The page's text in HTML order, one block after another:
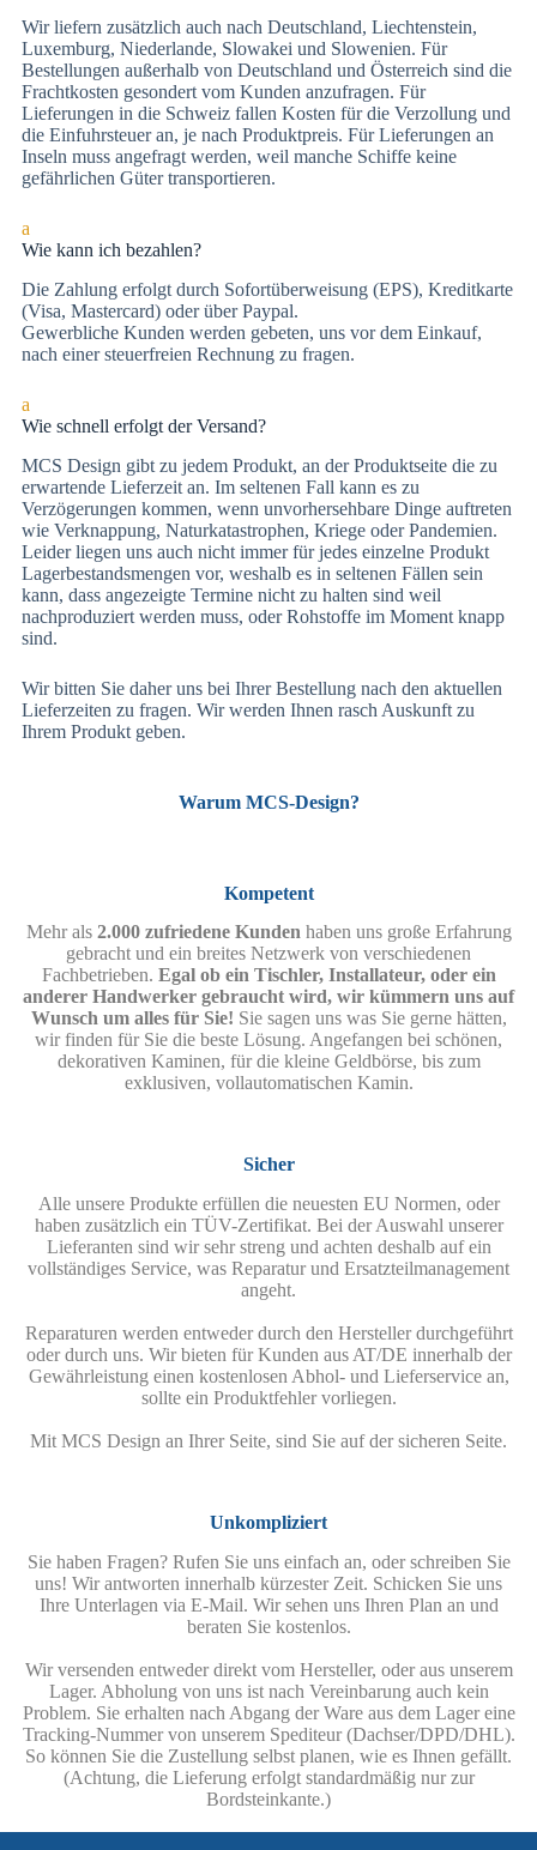
Wir liefern zusätzlich auch nach Deutschland, Liechtenstein,
Luxemburg, Niederlande, Slowakei und Slowenien. Für
Bestellungen außerhalb von Deutschland und Österreich sind die
Frachtkosten gesondert vom Kunden anzufragen. Für
Lieferungen in die Schweiz fallen Kosten für die Verzollung und
die Einfuhrsteuer an, je nach Produktpreis. Für Lieferungen an
Inseln muss angefragt werden, weil manche Schiffe keine
gefährlichen Güter transportieren.
a
Wie kann ich bezahlen?
Die Zah­lung er­folgt durch Sofortüberweisung (EPS), Kre­dit­kar­te
(Vi­sa, Mas­ter­card) oder über Paypal.
Gewerbliche Kunden werden gebeten, uns vor dem Einkauf,
nach einer steuerfreien Rechnung zu fragen.
a
Wie schnell erfolgt der Versand?
MCS Design gibt zu jedem Produkt, an der Produktseite die zu
erwartende Lieferzeit an. Im seltenen Fall kann es zu
Verzögerungen kommen, wenn unvorhersehbare Dinge auftreten
wie Verknappung, Naturkatastrophen, Kriege oder Pandemien.
Leider liegen uns auch nicht immer für jedes einzelne Produkt
Lagerbestandsmengen vor, weshalb es in seltenen Fällen sein
kann, dass angezeigte Termine nicht zu halten sind weil
nachproduziert werden muss, oder Rohstoffe im Moment knapp
sind.
Wir bitten Sie daher uns bei Ihrer Bestellung nach den aktuellen
Lieferzeiten zu fragen. Wir werden Ihnen rasch Auskunft zu
Ihrem Produkt geben.
Warum MCS-Design?
Kompetent
Mehr als 2.000 zufriedene Kunden haben uns große Erfahrung
gebracht und ein breites Netzwerk von verschiedenen
Fachbetrieben. Egal ob ein Tischler, Installateur, oder ein
anderer Handwerker gebraucht wird, wir kümmern uns auf
Wunsch um alles für Sie! Sie sagen uns was Sie gerne hätten,
wir finden für Sie die beste Lösung. Angefangen bei schönen,
dekorativen Kaminen, für die kleine Geldbörse, bis zum
exklusiven, vollautomatischen Kamin.
Sicher
Alle unsere Produkte erfüllen die neuesten EU Normen, oder
haben zusätzlich ein TÜV-Zertifikat. Bei der Auswahl unserer
Lieferanten sind wir sehr streng und achten deshalb auf ein
vollständiges Service, was Reparatur und Ersatzteilmanagement
angeht.
Reparaturen werden entweder durch den Hersteller durchgeführt
oder durch uns. Wir bieten für Kunden aus AT/DE innerhalb der
Gewährleistung einen kostenlosen Abhol- und Lieferservice an,
sollte ein Produktfehler vorliegen.
Mit MCS Design an Ihrer Seite, sind Sie auf der sicheren Seite.
Unkompliziert
Sie haben Fragen? Rufen Sie uns einfach an, oder schreiben Sie
uns! Wir antworten innerhalb kürzester Zeit. Schicken Sie uns
Ihre Unterlagen via E-Mail. Wir sehen uns Ihren Plan an und
beraten Sie kostenlos.
Wir versenden entweder direkt vom Hersteller, oder aus unserem
Lager. Abholung von uns ist nach Vereinbarung auch kein
Problem. Sie erhalten nach Abgang der Ware aus dem Lager eine
Tracking-Nummer von unserem Spediteur (Dachser/DPD/DHL).
So können Sie die Zustellung selbst planen, wie es Ihnen gefällt.
(Achtung, die Lieferung erfolgt standardmäßig nur zur
Bordsteinkante.)